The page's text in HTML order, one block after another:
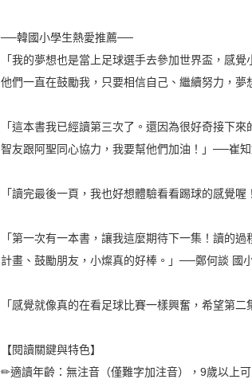
──韓國小學生熱愛推薦──
「我的夢想也是當上足球選手去參加世界盃，感
他們一直在鼓勵我，只要相信自己、繼續努力，
「這本書我已經讀第三次了。還因為很好奇接下
智友跟阿聖同心協力，我要幫他們加油！」──崔
「讀完最後一頁，我也好想體驗看看踢球的感覺
「第一次有一本書，讓我這麼期待下一集！讀的
計畫、鼓勵朋友，小燦真的好棒。」──鄭何談 國
「感覺就像真的在看足球比賽一樣興奮，希望第
【閱讀關鍵與特色】
✏適讀年齡：無注音（僅難字加注音），9歲以上可